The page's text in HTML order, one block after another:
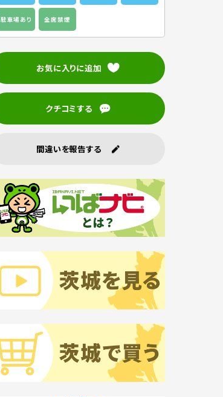
駐車場あり 全席禁煙
お気に入りに追加
クチコミする
間違いを報告する